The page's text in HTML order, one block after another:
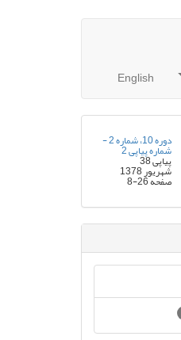
English
دوره 10، شماره 2 -
شماره پیاپی 2
پیاپی 38
شهریور 1378
صفحه8-26